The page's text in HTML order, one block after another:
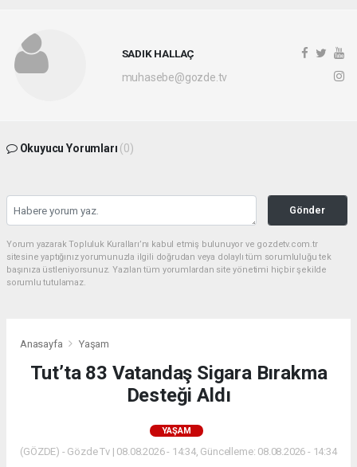
SADIK HALLAÇ
muhasebe@gozde.tv
Okuyucu Yorumları (0)
Gönder
Yorum yazarak Topluluk Kuralları’nı kabul etmiş bulunuyor ve gozdetv.com.tr
sitesine yaptığınız yorumunuzla ilgili doğrudan veya dolaylı tüm sorumluluğu tek
başınıza üstleniyorsunuz. Yazılan tüm yorumlardan site yönetimi hiçbir şekilde
sorumlu tutulamaz.
Anasayfa Yaşam
Tut’ta 83 Vatandaş Sigara Bırakma
Desteği Aldı
YAŞAM
(GÖZDE) - Gözde Tv | 08.08.2026 - 14:34, Güncelleme: 08.08.2026 - 14:34